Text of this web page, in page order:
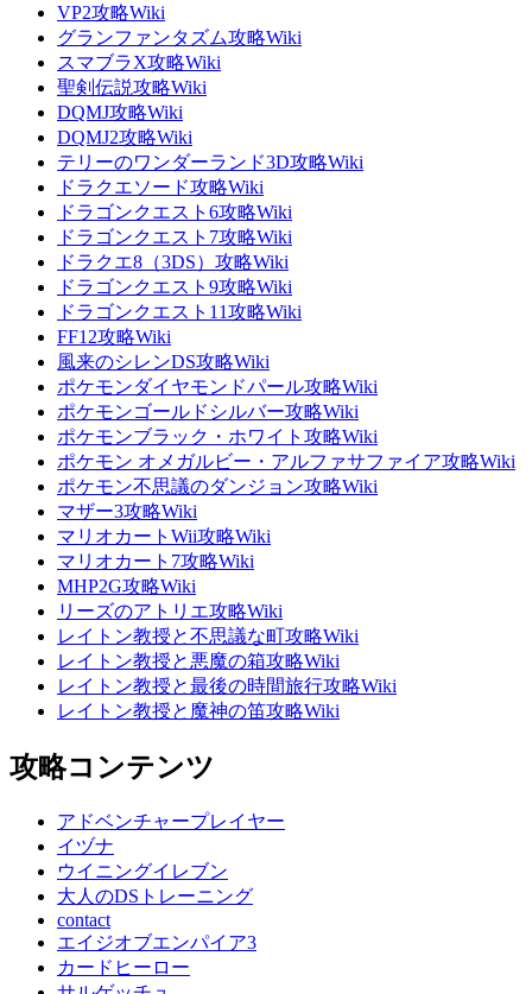
VP2攻略Wiki
グランファンタズム攻略Wiki
スマブラX攻略Wiki
聖剣伝説攻略Wiki
DQMJ攻略Wiki
DQMJ2攻略Wiki
テリーのワンダーランド3D攻略Wiki
ドラクエソード攻略Wiki
ドラゴンクエスト6攻略Wiki
ドラゴンクエスト7攻略Wiki
ドラクエ8（3DS）攻略Wiki
ドラゴンクエスト9攻略Wiki
ドラゴンクエスト11攻略Wiki
FF12攻略Wiki
風来のシレンDS攻略Wiki
ポケモンダイヤモンドパール攻略Wiki
ポケモンゴールドシルバー攻略Wiki
ポケモンブラック・ホワイト攻略Wiki
ポケモン オメガルビー・アルファサファイア攻略Wiki
ポケモン不思議のダンジョン攻略Wiki
マザー3攻略Wiki
マリオカートWii攻略Wiki
マリオカート7攻略Wiki
MHP2G攻略Wiki
リーズのアトリエ攻略Wiki
レイトン教授と不思議な町攻略Wiki
レイトン教授と悪魔の箱攻略Wiki
レイトン教授と最後の時間旅行攻略Wiki
レイトン教授と魔神の笛攻略Wiki
攻略コンテンツ
アドベンチャープレイヤー
イヅナ
ウイニングイレブン
大人のDSトレーニング
contact
エイジオブエンパイア3
カードヒーロー